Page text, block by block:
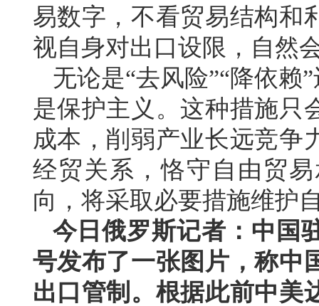
易数字，不看贸易结构和
视自身对出口设限，自然
无论是“去风险”“降依赖
是保护主义。这种措施只
成本，削弱产业长远竞争
经贸关系，恪守自由贸
向，将采取必要措施维护
今日俄罗斯记者：中国
号发布了一张图片，称中
出口管制。根据此前中美